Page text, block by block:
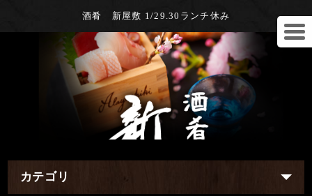
酒肴 新屋敷 1/29.30ランチ休み
カテゴリ